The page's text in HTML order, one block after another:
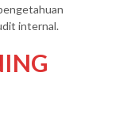
internal.